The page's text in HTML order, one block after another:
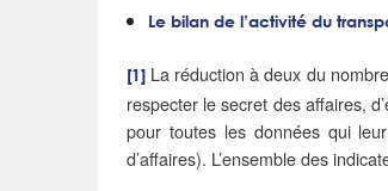
Le bilan de l’activité du
[1] La réduction à deux du
respecter le secret des affaires,
pour toutes les données qui
d’affaires). L’ensemble des